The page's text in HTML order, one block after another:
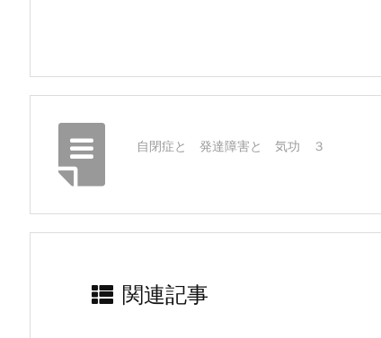
自閉症と 発達障害と 気功 ３
関連記事